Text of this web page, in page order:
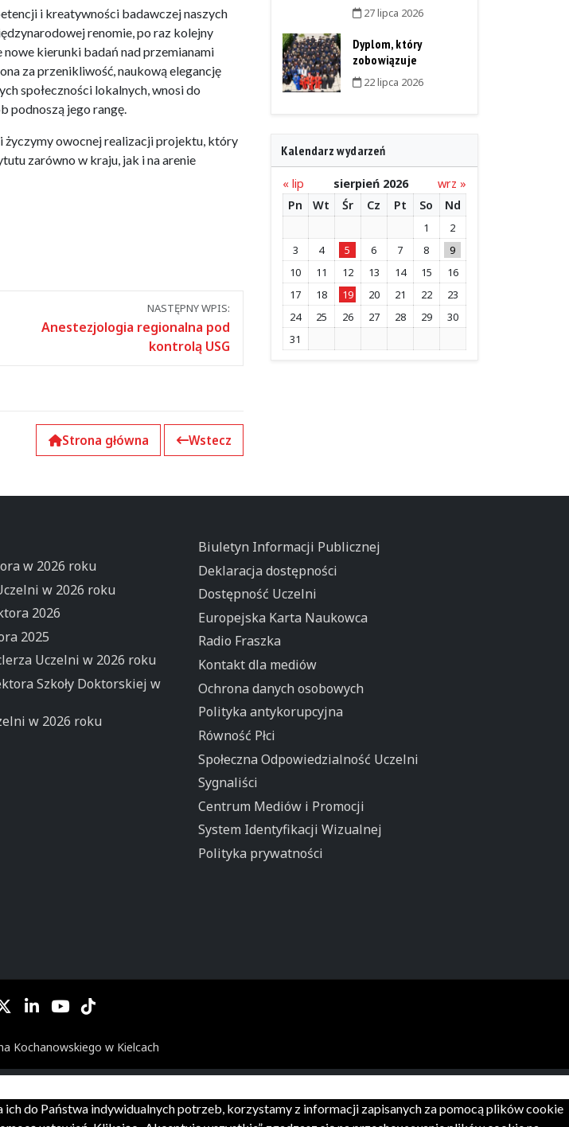
i kreatywności badawczej naszych
renomie, po raz kolejny
kierunki badań nad przemianami
za przenikliwość, naukową elegancję
społeczności lokalnych, wnosi do
podnoszą jego rangę.
życzymy owocnej realizacji projektu, który
zarówno w kraju, jak i na arenie
NASTĘPNY WPIS:
Anestezjologia regionalna pod
kontrolą USG
Strona główna Wstecz
27 lipca 2026
Dyplom, który
zobowiązuje
22 lipca 2026
Kalendarz wydarzeń
« lip sierpień 2026
wrz »
Pn
Wt Śr Cz Pt So Nd
1
2
3
4 5 6 7 8
9
10
11 12 13 14 15
16
17
18 19 20 21 22
23
24
25 26 27 28 29
30
31
w 2026 roku
w 2026 roku
2026
2025
Uczelni w 2026 roku
Szkoły Doktorskiej w
w 2026 roku
Biuletyn Informacji Publicznej
Deklaracja dostępności
Dostępność Uczelni
Europejska Karta Naukowca
Radio Fraszka
Kontakt dla mediów
Ochrona danych osobowych
Polityka antykorupcyjna
Równość Płci
Społeczna Odpowiedzialność Uczelni
Sygnaliści
Centrum Mediów i Promocji
System Identyfikacji Wizualnej
Polityka prywatności
Kochanowskiego w Kielcach
do Państwa indywidualnych potrzeb, korzystamy z informacji zapisanych za pomocą plików cookie